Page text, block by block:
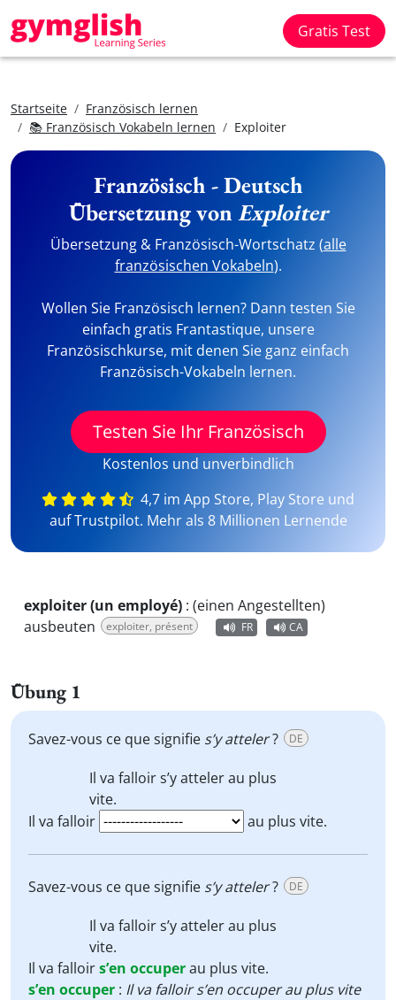
Gratis Test
Startseite
Französisch lernen
📚 Französisch Vokabeln lernen
Exploiter
Französisch - Deutsch
Übersetzung vonExploiter
Übersetzung & Französisch-Wortschatz (alle
französischen Vokabeln).
Wollen Sie Französisch lernen? Dann testen Sie
einfach gratis Frantastique, unsere
Französischkurse, mit denen Sie ganz einfach
Französisch-Vokabeln lernen.
Testen Sie Ihr Französisch
Kostenlos und unverbindlich
4,7 im App Store, Play Store und
auf Trustpilot. Mehr als 8 Millionen Lernende
exploiter (un employé) : (einen Angestellten)
ausbeuten
exploiter, présent FR CA
Übung 1
Savez-vous ce que signifie s’y atteler? DE
Il va falloirs’y attelerau plus
vite.
Il va falloir
au plus vite.
Savez-vous ce que signifie s’y atteler? DE
Il va falloirs’y attelerau plus
vite.
Il va falloirs’en occuperau plus vite.
s’en occuper : Il va falloir s’en occuper au plus vite